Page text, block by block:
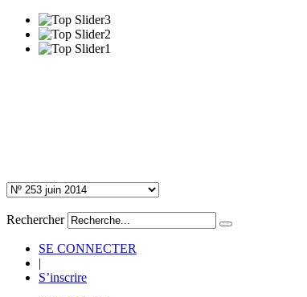
Rechercher
SE CONNECTER
|
S’inscrire